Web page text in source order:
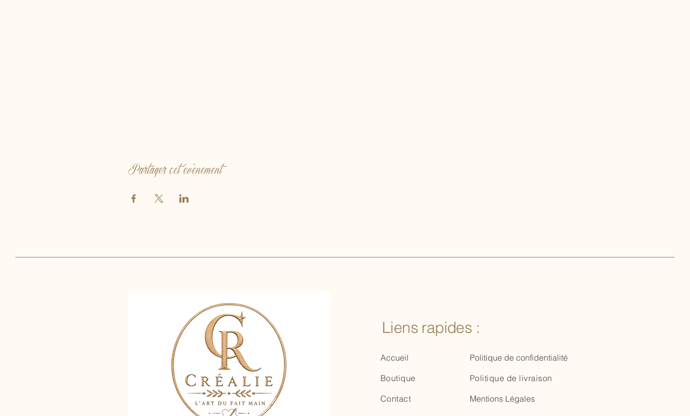
Partager cet événement
Liens rapides :
Accueil
Boutique
Contact
Politique de confidentialité
Politique de livraison
Mentions Légales